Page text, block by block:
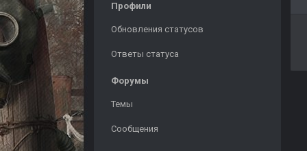
Профили
Обновления статусов
Ответы статуса
Форумы
Темы
Сообщения